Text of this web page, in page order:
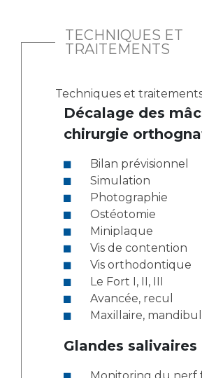
TECHNIQUES ET
TRAITEMENTS
Techniques et
Décalage des
chirurgie
Bilan prévisionnel
Simulation
Photographie
Ostéotomie
Miniplaque
Vis de contention
Vis orthodontique
Le Fort I, II, III
Avancée, recul
Maxillaire,
Glandes salivaires